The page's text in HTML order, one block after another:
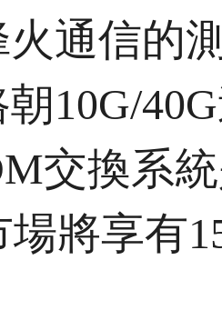
火通信的
10G/
交換系
場將享有